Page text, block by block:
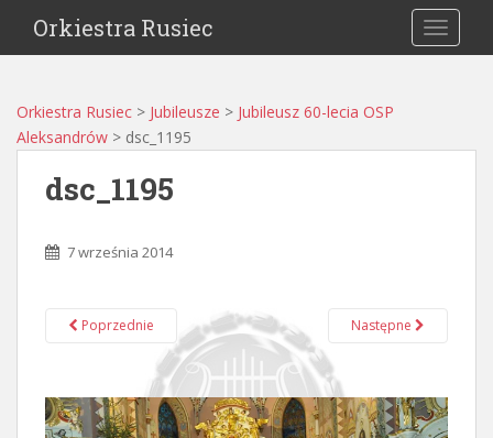
Orkiestra Rusiec
Orkiestra Rusiec > Jubileusze > Jubileusz 60-lecia OSP
Aleksandrów > dsc_1195
dsc_1195
7 września 2014
Poprzednie Następne